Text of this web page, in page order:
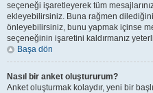
seçeneği işaretleyerek tüm
ekleyebilirsiniz. Buna rağmen
önleyebilirsiniz, bunu yapmak içinse
seçeneğinin işaretini kaldırmanız
Başa dön
Nasıl bir anket oluştururum?
Anket oluşturmak kolaydır, yeni bir